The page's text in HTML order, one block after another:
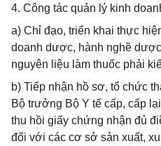
4. Công tác quản lý kinh
a) Chỉ đạo, triển khai thực
doanh dược, hành nghề
nguyên liệu làm thuốc phải
b) Tiếp nhận hồ sơ, tổ chức
Bộ trưởng Bộ Y tế cấp, cấp
thu hồi giấy chứng nhận đủ
đối với các cơ sở sản xuất,